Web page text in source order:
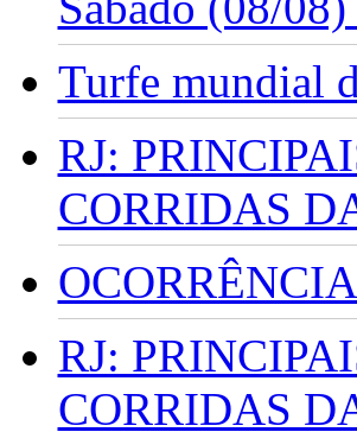
Turfe mundial
RJ:
CORRIDAS
RJ:
CORRIDAS